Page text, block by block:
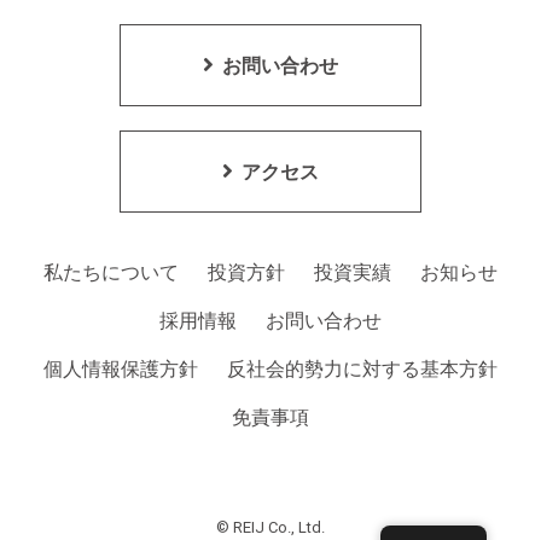
お問い合わせ
アクセス
私たちについて 投資方針 投資実績 お知らせ
採用情報 お問い合わせ
個人情報保護方針 反社会的勢力に対する基本方針
免責事項
© REIJ Co., Ltd.